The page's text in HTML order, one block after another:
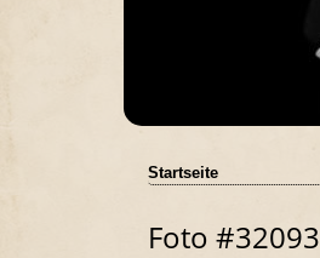
Startseite
Foto #32093